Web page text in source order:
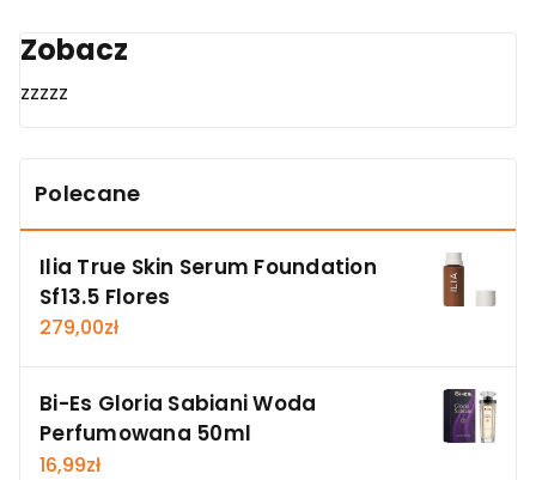
Zobacz
zzzzz
Polecane
Ilia True Skin Serum Foundation
Sf13.5 Flores
279,00zł
Bi-Es Gloria Sabiani Woda
Perfumowana 50ml
16,99zł